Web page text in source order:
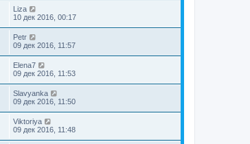
Liza
10 дек 2016, 00:17
Petr
09 дек 2016, 11:57
Elena7
09 дек 2016, 11:53
Slavyanka
09 дек 2016, 11:50
Viktoriya
09 дек 2016, 11:48